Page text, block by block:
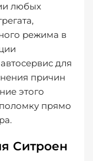
любых
режима в
для
причин
этого
прямо
Ситроен